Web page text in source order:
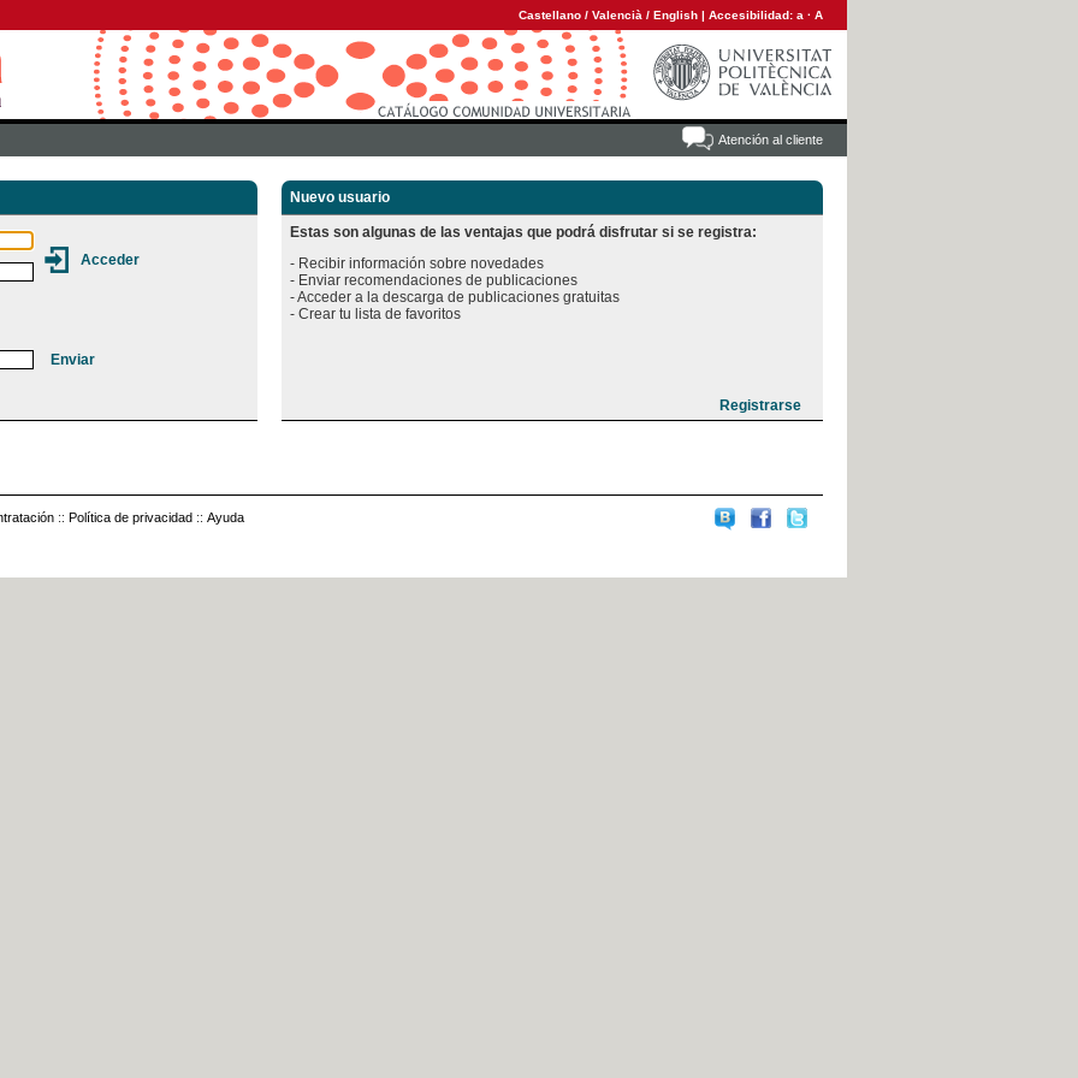
Castellano / Valencià / English | Accesibilidad: a · A
Atención al cliente
Nuevo usuario
Estas son algunas de las ventajas que podrá disfrutar si se registra:
- Recibir información sobre novedades
- Enviar recomendaciones de publicaciones
- Acceder a la descarga de publicaciones gratuitas
:: Política de privacidad :: Ayuda